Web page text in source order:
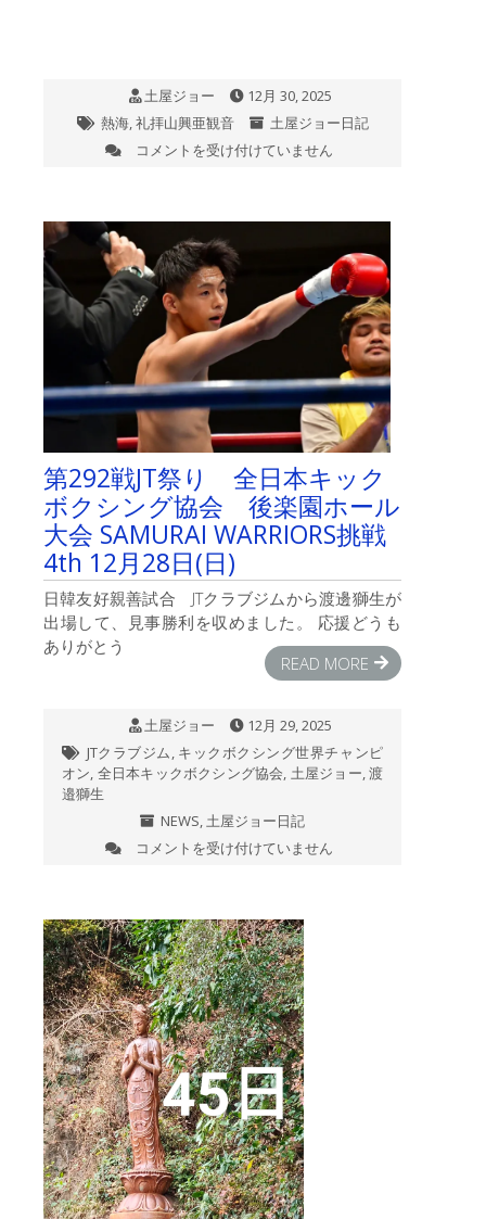
土屋ジョー
12月 30, 2025
熱海,礼拝山興亜観音
土屋ジョー日記
今
観
音
目
せ
100
日
参
り
54
日
は
コメントを受け付けていません
第292戦JT祭り 全日本キック
ボクシング協会 後楽園ホール
大会 SAMURAI WARRIORS挑戦
4th 12月28日(日)
日韓友好親善試合 JTクラブジムから渡邊獅生が
出場して、見事勝利を収めました。 応援どうも
ありがとう
READ MORE
土屋ジョー
12月 29, 2025
JTクラブジム, キックボクシング世界チャンピ
オン, 全日本キックボクシング協会, 土屋ジョー,渡
邉獅生
NEWS,土屋ジョー日記
第
祭
り
全
日
本
キ
ッ
ク
ボ
ク
シ
ン
グ
協
コメントを受け付けていません